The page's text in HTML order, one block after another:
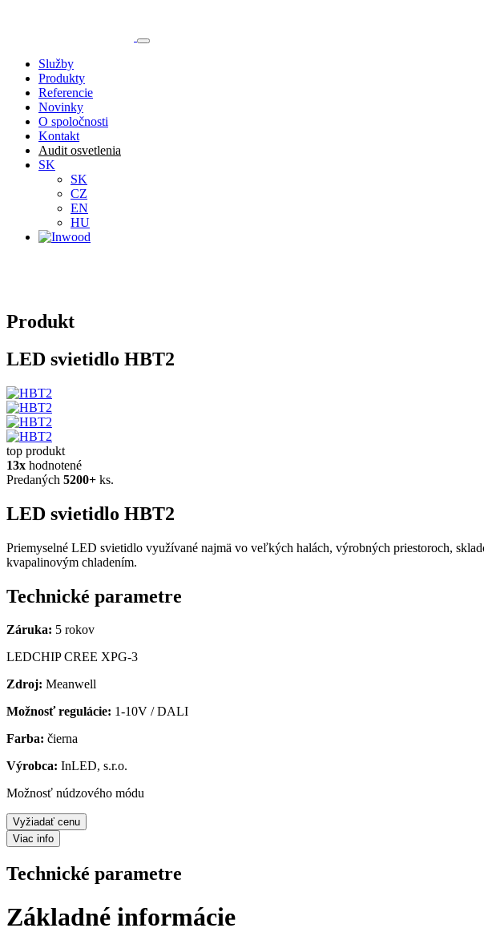
Služby
Produkty
Referencie
Novinky
O spoločnosti
Kontakt
Audit osvetlenia
SK
SK
CZ
EN
HU
Produkt
LED svietidlo HBT2
top produkt
13x hodnotené
Predaných 5200+ ks.
LED svietidlo HBT2
Priemyselné LED svietidlo využívané najmä vo veľkých halách, výrobných priestoroch,
kvapalinovým chladením.
Technické parametre
Záruka: 5 rokov
LEDCHIP CREE XPG-3
Zdroj: Meanwell
Možnosť regulácie: 1-10V / DALI
Farba: čierna
Výrobca: InLED, s.r.o.
Možnosť núdzového módu
Vyžiadať cenu
Viac info
Technické parametre
Základné informácie